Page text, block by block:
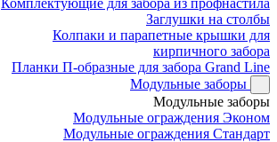
Комплектующие для забора из профнастила
Заглушки на столбы
Колпаки и парапетные крышки для
кирпичного забора
Планки П-образные для забора Grand Line
Модульные заборы
Модульные заборы
Модульные ограждения Эконом
Модульные ограждения Стандарт